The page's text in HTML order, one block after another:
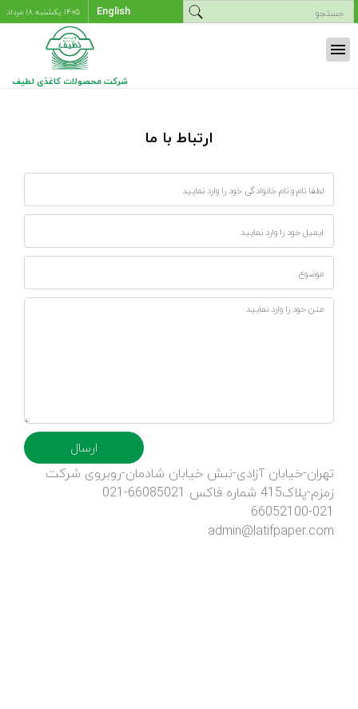
English ۱۴۰۵ يکشنبه ۱۸ مرداد
menu
شرکت محصولات کاغذی لطیف
ارتباط با ما
ارسال
تهران-خیابان آزادی-نبش خیابان شادمان-روبروی شرکت
زمزم-پلاک415 شماره فاکس 66085021-021
66052100-021
admin@latifpaper.com